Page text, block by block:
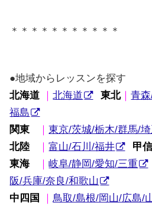
＊＊＊＊＊＊＊＊＊＊＊
●地域からレッスンを探す
北海道 ｜北海道 東北｜青
福島
関東 ｜東京/茨城/栃木/群馬/埼
北陸 ｜富山/石川/福井 甲
東海｜岐阜/静岡/愛知/三重
阪/兵庫/奈良/和歌山
中四国
｜ 鳥取/島根/岡山/広島/